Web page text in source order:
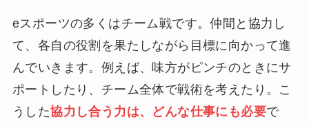
eスポーツの多くはチーム戦です。仲間と協力し
て、各自の役割を果たしながら目標に向かって進
んでいきます。例えば、味方がピンチのときにサ
ポートしたり、チーム全体で戦術を考えたり。こ
うした協力し合う力は、どんな仕事にも必要で